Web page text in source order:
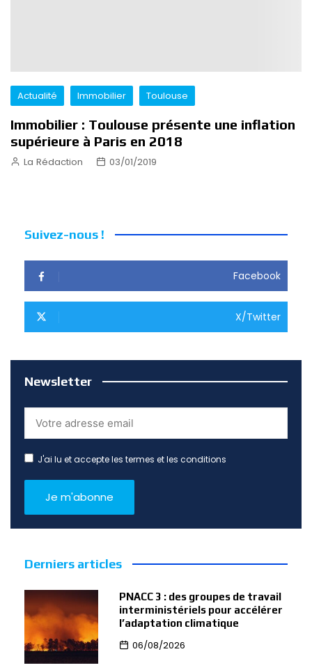
Actualité Immobilier Toulouse
Immobilier : Toulouse présente une inflation
supérieure à Paris en 2018
La Rédaction 03/01/2019
Suivez-nous !
Facebook
X/Twitter
Newsletter
J'ai lu et accepte les termes et les conditions
Derniers articles
PNACC 3 : des groupes de travail
interministériels pour accélérer
l’adaptation climatique
06/08/2026